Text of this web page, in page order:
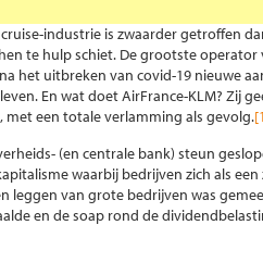
industrie is zwaarder getroffen
te hulp schiet. De grootste operator
het uitbreken van covid-19 nieuwe
En wat doet AirFrance-KLM? Zij
een totale verlamming als gevolg.
(en centrale bank) steun
waarbij bedrijven zich als
leggen van grote bedrijven was
en de soap rond de